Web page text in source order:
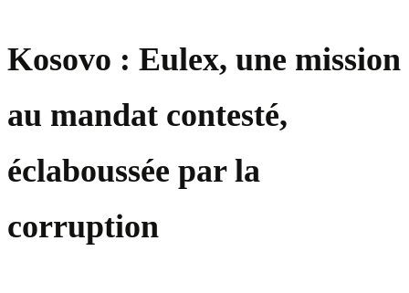
Kosovo : Eulex, une mission
au mandat contesté,
éclaboussée par la
corruption